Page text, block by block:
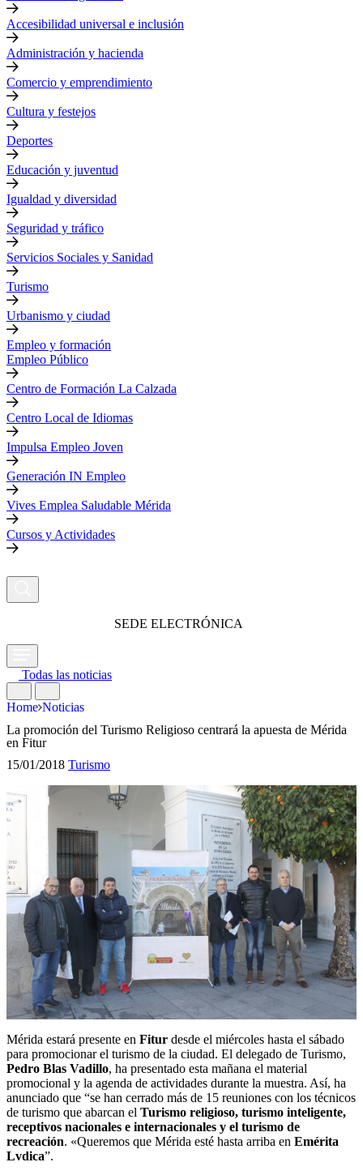
Accesibilidad universal e inclusión
Administración y hacienda
Comercio y emprendimiento
Cultura y festejos
Deportes
Educación y juventud
Igualdad y diversidad
Seguridad y tráfico
Servicios Sociales y Sanidad
Turismo
Urbanismo y ciudad
Empleo y formación
Empleo Público
Centro de Formación La Calzada
Centro Local de Idiomas
Impulsa Empleo Joven
Generación IN Empleo
Vives Emplea Saludable Mérida
Cursos y Actividades
SEDE ELECTRÓNICA
Todas las noticias
Home Noticias
La promoción del Turismo Religioso centrará la apuesta de Mérida
en Fitur
15/01/2018 Turismo
Mérida estará presente en Fitur desde el miércoles hasta el sábado
para promocionar el turismo de la ciudad. El delegado de Turismo,
Pedro Blas Vadillo, ha presentado esta mañana el material
promocional y la agenda de actividades durante la muestra. Así, ha
anunciado que “se han cerrado más de 15 reuniones con los técnicos
de turismo que abarcan el Turismo religioso, turismo inteligente,
receptivos nacionales e internacionales y el turismo de
recreación. «Queremos que Mérida esté hasta arriba en Emérita
Lvdica”.